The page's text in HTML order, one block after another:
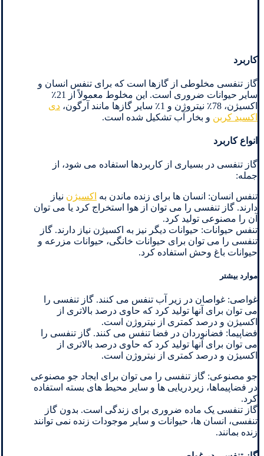
کاربرد
گاز تنفسی مخلوطی از گازها است که برای تنفس انسان و
سایر حیوانات ضروری است. این مخلوط معمولاً از 21٪
اکسیژن، 78٪ نیتروژن و 1٪ سایر گازها مانند آرگون،
دی
اکسید کربن و بخار آب تشکیل شده است.
انواع کاربرد
گاز تنفسی در بسیاری از کاربردها استفاده می شود، از
جمله:
تنفس انسان: انسان ها برای زنده ماندن به اکسیژن نیاز
دارند. گاز تنفسی را می توان از هوا استخراج کرد یا می توان
آن را مصنوعی تولید کرد.
تنفس حیوانات: حیوانات دیگر نیز به اکسیژن نیاز دارند. گاز
تنفسی را می توان برای حیوانات خانگی، حیوانات مزرعه و
حیوانات باغ وحش استفاده کرد.
موارد بیشتر
غواصی: غواصان در زیر آب تنفس می کنند. گاز تنفسی را
می توان برای آنها تولید کرد که حاوی درصد بالاتری از
اکسیژن و درصد کمتری از نیتروژن است.
فضاپیما: فضانوردان در فضا تنفس می کنند. گاز تنفسی را
می توان برای آنها تولید کرد که حاوی درصد بالاتری از
اکسیژن و درصد کمتری از نیتروژن است.
جو مصنوعی: گاز تنفسی را می توان برای ایجاد جو مصنوعی
در فضاپیماها، زیردریایی ها و سایر محیط های بسته استفاده
کرد.
گاز تنفسی یک ماده ضروری برای زندگی است. بدون گاز
تنفسی، انسان ها، حیوانات و سایر موجودات زنده نمی توانند
زنده بمانند.